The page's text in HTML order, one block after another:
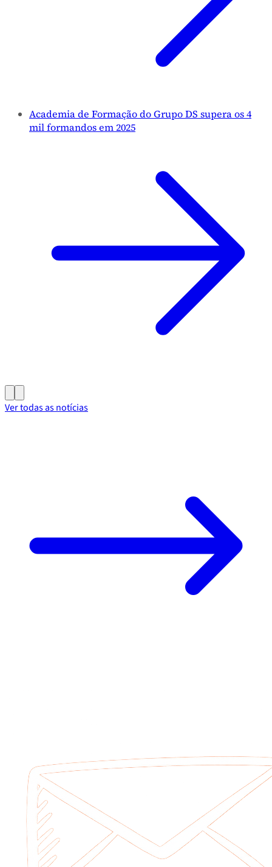
Academia de Formação do Grupo DS supera os 4
mil formandos em 2025
Ver todas as notícias